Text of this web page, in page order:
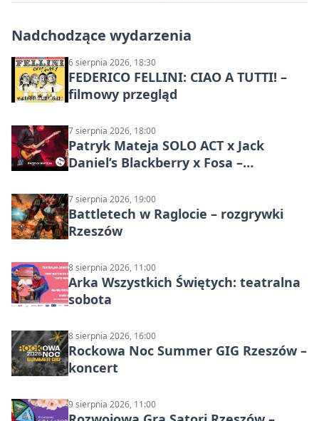
Nadchodzące wydarzenia
6 sierpnia 2026, 18:30
FEDERICO FELLINI: CIAO A TUTTI! –
filmowy przegląd
7 sierpnia 2026, 18:00
Patryk Mateja SOLO ACT x Jack
Daniel’s Blackberry x Fosa –
7 sierpnia 2026, 19:00
Battletech w Raglocie – rozgrywki
Rzeszów
8 sierpnia 2026, 11:00
Arka Wszystkich Świętych: teatralna
sobota
8 sierpnia 2026, 16:00
Rockowa Noc Summer GIG Rzeszów –
koncert
9 sierpnia 2026, 11:00